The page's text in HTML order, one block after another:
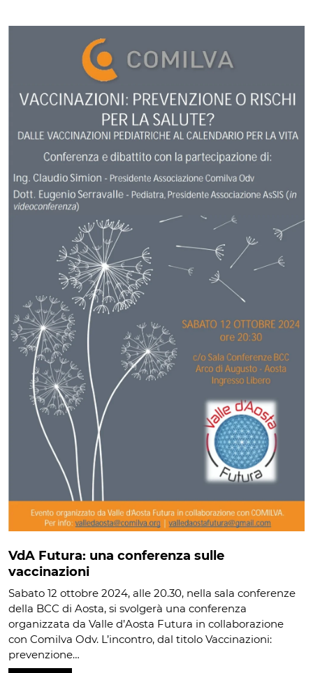
VdA Futura: una conferenza sulle
vaccinazioni
Sabato 12 ottobre 2024, alle 20.30, nella sala conferenze
della BCC di Aosta, si svolgerà una conferenza
organizzata da Valle d’Aosta Futura in collaborazione
con Comilva Odv. L’incontro, dal titolo Vaccinazioni:
prevenzione…